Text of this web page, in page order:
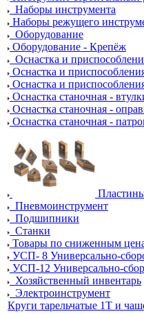
Наборы инструмента
Наборы режущего
Оборудование
Оборудование - Крепёж
Оснастка и
Оснастка и
Оснастка и
Оснастка станочная -
Оснастка станочная -
Оснастка станочная -
Пневмоинструмент
Подшипники
Станки
Товары по сниженным
УСП- 8 Универсально-
УСП-12 Универсально-
Хозяйственный инвентарь
Электроинструмент
Круги тарельчатые 1Т и